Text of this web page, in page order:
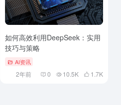
如何高效利用DeepSeek：实用
技巧与策略
AI资讯
2年前 0 10.5K 1.7K